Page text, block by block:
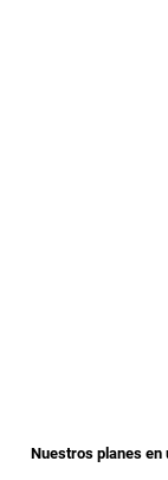
Nuestros planes en